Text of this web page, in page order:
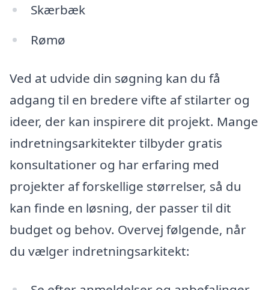
Skærbæk
Rømø
Ved at udvide din søgning kan du få
adgang til en bredere vifte af stilarter og
ideer, der kan inspirere dit projekt. Mange
indretningsarkitekter tilbyder gratis
konsultationer og har erfaring med
projekter af forskellige størrelser, så du
kan finde en løsning, der passer til dit
budget og behov. Overvej følgende, når
du vælger indretningsarkitekt: